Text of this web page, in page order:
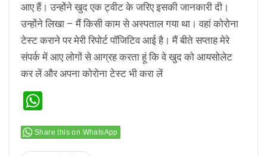
आए हैं। उन्होंने खुद एक ट्वीट के जरिए इसकी जानकारी दी।
उन्होंने लिखा – मैं किसी काम से अस्पताल गया था। वहां कोरोना
टेस्ट कराने पर मेरी रिपोर्ट पॉजिटिव आई है। मैं बीते सप्ताह मेरे
संपर्क में आए लोगों से आग्रह करता हूं कि वे खुद को आयसोलेट
कर लें और अपना कोरोना टेस्ट भी करा लें
Share this on WhatsApp